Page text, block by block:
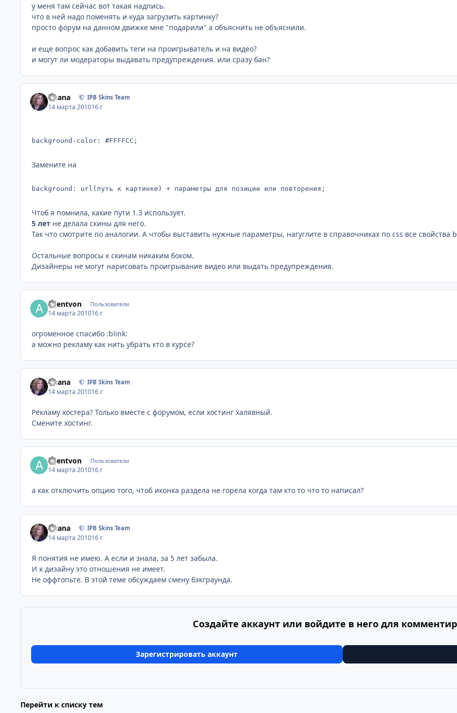
у меня там сейчас вот такая надпись.
что в ней надо поменять и куда загрузить картинку?
просто форум на данном движке мне "подарили" а объяснить не объяснили.
и еще вопрос как добавить теги на проигрыватель и на видео?
и могут ли модераторы выдавать предупреждения. или сразу бан?
Fisana IPB Skins Team
14 марта 201016 г
background-color: #FFFFCC;
Замените на
background: url(путь к картинке) + параметры для позиции или повторения;
Чтоб я помнила, какие пути 1.3 использует.
5 лет не делала скины для него.
Так что смотрите по аналогии. А чтобы выставить нужные параметры, нагуглите в справочниках по css все свойства
Остальные вопросы к скинам никаким боком.
Дизайнеры не могут нарисовать проигрывание видео или выдать предупреждения.
agentvon Пользователи
14 марта 201016 г
огроменное спасибо :blink:
а можно рекламу как нить убрать кто в курсе?
Fisana IPB Skins Team
14 марта 201016 г
Рекламу хостера? Только вместе с форумом, если хостинг халявный.
Смените хостинг.
agentvon Пользователи
14 марта 201016 г
а как отключить опцию того, чтоб иконка раздела не горела когда там кто то что то написал?
Fisana IPB Skins Team
14 марта 201016 г
Я понятия не имею. А если и знала, за 5 лет забыла.
И к дизайну это отношения не имеет.
Не оффтопьте. В этой теме обсуждаем смену бэкграунда.
Создайте аккаунт или войдите в него для
Зарегистрировать аккаунт
Перейти к списку тем